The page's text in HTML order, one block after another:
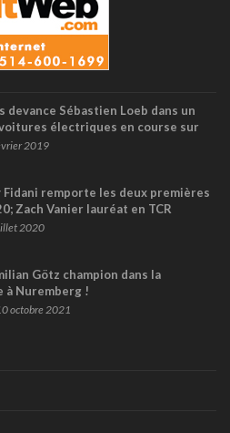
devance Sébastien Loeb dans un
électriques en course sur
2019
Fidani remporte les deux premières
Zach Vanier lauréat en TCR
2020
Götz champion dans la
à Nuremberg !
octobre 2021